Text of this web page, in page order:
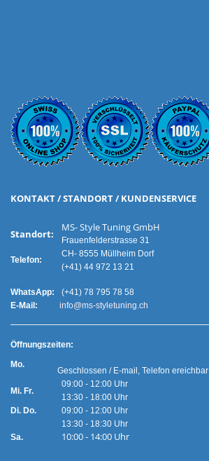
KONTAKT / STANDORT / KUNDENSERVICE
Standort:
Telefon:
MS- Style Tuning GmbH
Frauenfelderstrasse 31
CH- 8555 Müllheim Dorf
(+41) 44 972 13 21
WhatsApp:
(+41) 78 795 78 58
E-Mail:
info@ms-styletuning.ch
Öffnungszeiten:
Mo.
Mi. Fr.
Geschlossen / E-mail, Telefon ereichbar
09:00 - 12:00 Uhr
13:30 - 18:00 Uhr
Di. Do.
Sa.
09:00 - 12:00 Uhr
13:30 - 18:30 Uhr
10:00 - 14:00 Uhr